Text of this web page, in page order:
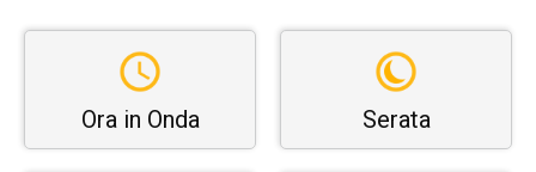
Ora in Onda Serata